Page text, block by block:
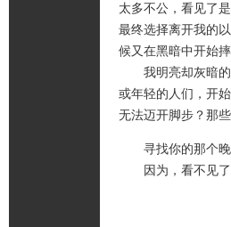
太多不公，看见了
最终选择离开我的
候又在黑暗中开始
我明亮却灰暗的
或年轻的人们，开
无法迈开脚步？那
寻找你的那个晚
因为，看不见了